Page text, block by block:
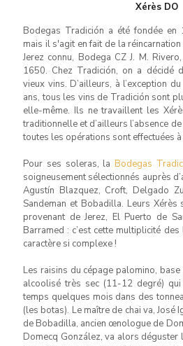
Xérès DO
Bodegas Tradición a été fondée en
mais il s'agit en fait de la
Jerez connu, Bodega CZ J. M.
1650. Chez Tradición, on a décidé
vieux vins. D’ailleurs, à l’exception
ans, tous les vins de Tradición sont
elle-même. Ils ne travaillent les
traditionnelle et d’ailleurs l’absence
toutes les opérations sont effectuées à
Pour ses soleras, la Bodegas
soigneusement sélectionnés auprès
Agustín Blazquez, Croft, Delgado
Sandeman et Bobadilla. Leurs
provenant de Jerez, El Puerto de
Barramed : c’est cette multiplicité
caractère si complexe !
Les raisins du cépage palomino,
alcoolisé très sec (11-12 degré)
temps quelques mois dans des
(les botas). Le maître de chai va, José
de Bobadilla, ancien œnologue de
Domecq González, va alors déguster